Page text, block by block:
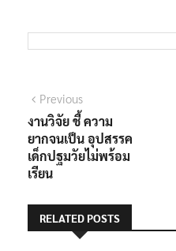
Previous
งานวิจัย ชี้ ความ
ยากจนเป็น อุปสรรค
เด็กปฐมวัยไม่พร้อม
เรียน
RELATED POSTS